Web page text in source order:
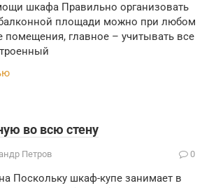
шкафа Правильно организовать
площади можно при любом
помещения, главное – учитывать все
во всю стену
Петров 0
Поскольку шкаф-купе занимает в